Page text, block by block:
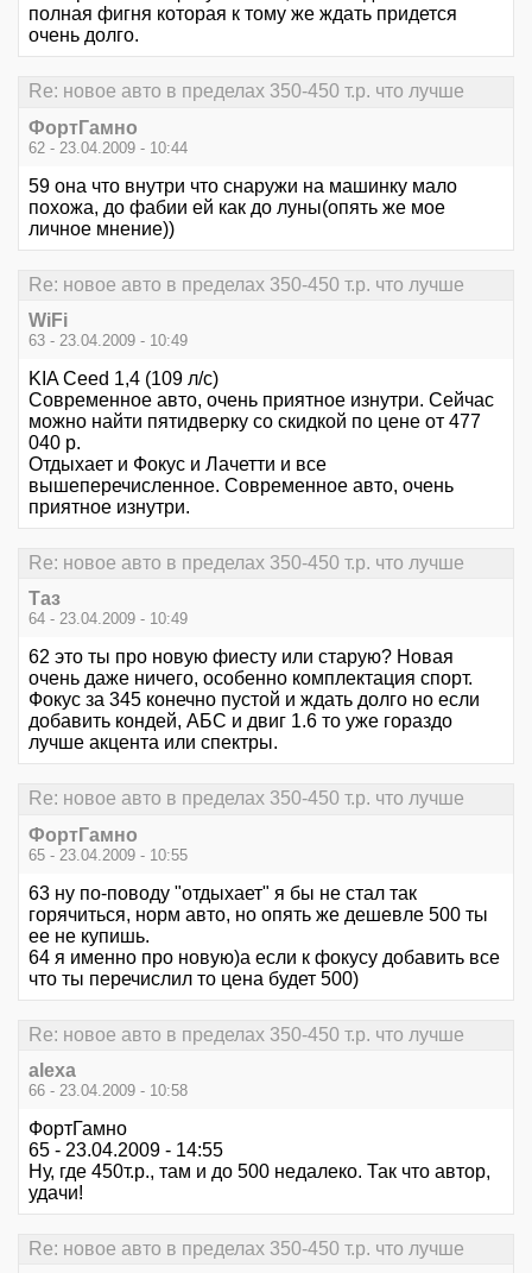
полная фигня которая к тому же ждать придется
очень долго.
Re: новое авто в пределах 350-450 т.р. что лучше
ФортГамно
62 - 23.04.2009 - 10:44
59 она что внутри что снаружи на машинку мало
похожа, до фабии ей как до луны(опять же мое
личное мнение))
Re: новое авто в пределах 350-450 т.р. что лучше
WiFi
63 - 23.04.2009 - 10:49
KIA Ceed 1,4 (109 л/с)
Современное авто, очень приятное изнутри. Сейчас
можно найти пятидверку со скидкой по цене от 477
040 р.
Отдыхает и Фокус и Лачетти и все
вышеперечисленное. Современное авто, очень
приятное изнутри.
Re: новое авто в пределах 350-450 т.р. что лучше
Таз
64 - 23.04.2009 - 10:49
62 это ты про новую фиесту или старую? Новая
очень даже ничего, особенно комплектация спорт.
Фокус за 345 конечно пустой и ждать долго но если
добавить кондей, АБС и двиг 1.6 то уже гораздо
лучше акцента или спектры.
Re: новое авто в пределах 350-450 т.р. что лучше
ФортГамно
65 - 23.04.2009 - 10:55
63 ну по-поводу "отдыхает" я бы не стал так
горячиться, норм авто, но опять же дешевле 500 ты
ее не купишь.
64 я именно про новую)а если к фокусу добавить все
что ты перечислил то цена будет 500)
Re: новое авто в пределах 350-450 т.р. что лучше
alexa
66 - 23.04.2009 - 10:58
ФортГамно
65 - 23.04.2009 - 14:55
Ну, где 450т.р., там и до 500 недалеко. Так что автор,
удачи!
Re: новое авто в пределах 350-450 т.р. что лучше